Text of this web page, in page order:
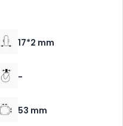
17*2 mm
-
53 mm